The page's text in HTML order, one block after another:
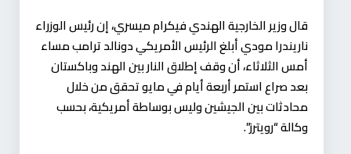
قال وزير الخارجية الهندي فيكرام ميسري، إن رئيس الوزراء
ناريندرا مودي أبلغ الرئيس الأمريكي دونالد ترامب مساء
أمس الثلاثاء، أن وقف إطلاق النار بين الهند وباكستان
بعد صراع استمر أربعة أيام في مايو تحقق من خلال
محادثات بين الجيشين وليس بوساطة أمريكية، بحسب
وكالة “رويترز”.